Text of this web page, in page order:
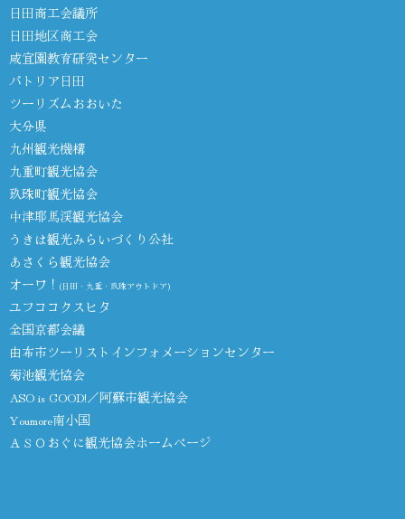
日田商工会議所
日田地区商工会
咸宜園教育研究センター
パトリア日田
ツーリズムおおいた
大分県
九州観光機構
九重町観光協会
玖珠町観光協会
中津耶馬渓観光協会
うきは観光みらいづくり公社
あさくら観光協会
オーワ！ (日田・九重・玖珠アウトドア)
ユフココクスヒタ
全国京都会議
由布市ツーリストインフォメーションセンター
菊池観光協会
ASO is GOOD!／阿蘇市観光協会
Youmore南小国
ＡＳＯおぐに観光協会ホームページ